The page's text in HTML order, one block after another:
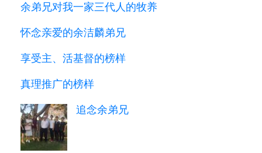
余弟兄对我一家三代人的牧养
怀念亲爱的余洁麟弟兄
享受主、活基督的榜样
真理推广的榜样
追念余弟兄